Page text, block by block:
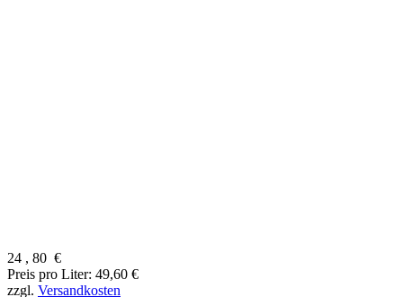
24 , 80 €
Preis pro Liter: 49,60 €
zzgl. Versandkosten